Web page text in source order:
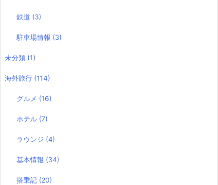
鉄道 (3)
駐車場情報 (3)
未分類 (1)
海外旅行 (114)
グルメ (16)
ホテル (7)
ラウンジ (4)
基本情報 (34)
搭乗記 (20)